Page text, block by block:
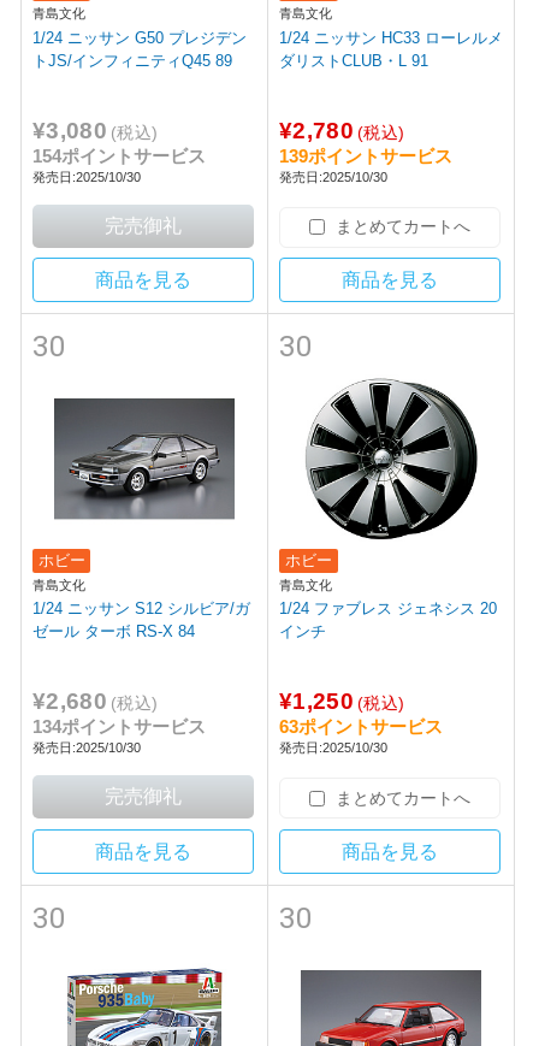
青島文化
1/24 ニッサン G50 プレジデン
トJS/インフィニティQ45 89
¥3,080 (税込)
154ポイントサービス
発売日:2025/10/30
商品を見る
青島文化
1/24 ニッサン HC33 ローレルメ
ダリストCLUB・L 91
¥2,780 (税込)
139ポイントサービス
発売日:2025/10/30
まとめてカートへ
商品を見る
30
ホビー
青島文化
1/24 ニッサン S12 シルビア/ガ
ゼール ターボ RS-X 84
¥2,680 (税込)
134ポイントサービス
発売日:2025/10/30
商品を見る
30
ホビー
青島文化
1/24 ファブレス ジェネシス 20
インチ
¥1,250 (税込)
63ポイントサービス
発売日:2025/10/30
まとめてカートへ
商品を見る
30 30